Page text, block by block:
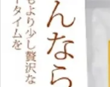
お茶の種類から探す
食品から探す
ティーグッズから探す